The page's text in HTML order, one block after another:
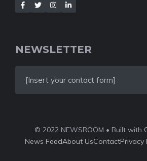
NEWSLETTER
[Insert your contact form]
© 2022 NEWSROOM • Built with
News FeedAbout UsContactPrivacy